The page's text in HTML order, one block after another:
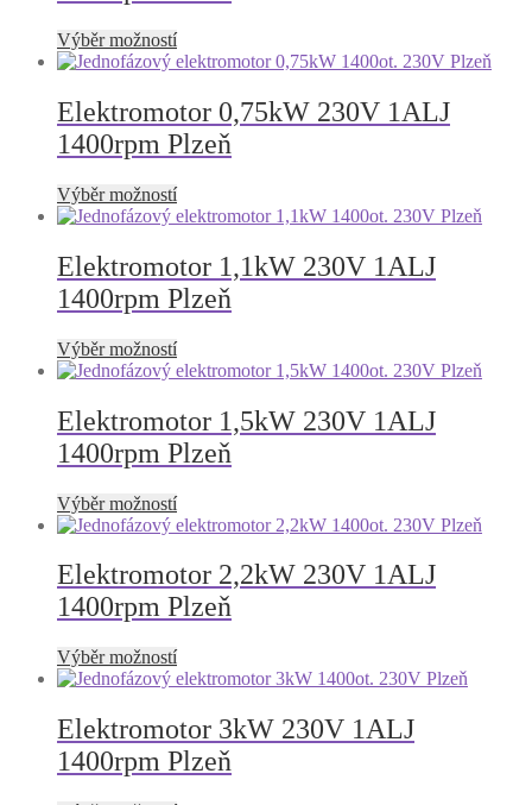
vybrat
na
stránce
produktu
Výběr možnostíTento
produkt
více
variant.
Možnosti
vybrat
na
stránce
produktu
Elektromotor 0,75kW 230V 1ALJ
1400rpm Plzeň
Výběr možnostíTento
produkt
více
variant.
Možnosti
vybrat
na
stránce
produktu
Elektromotor 1,1kW 230V 1ALJ
1400rpm Plzeň
Výběr možnostíTento
produkt
více
variant.
Možnosti
vybrat
na
stránce
produktu
Elektromotor 1,5kW 230V 1ALJ
1400rpm Plzeň
Výběr možnostíTento
produkt
více
variant.
Možnosti
vybrat
na
produktu
Elektromotor 2,2kW 230V 1ALJ
1400rpm Plzeň
Výběr možnostíTento
produkt
více
variant.
Možnosti
Elektromotor 3kW 230V 1ALJ
1400rpm Plzeň